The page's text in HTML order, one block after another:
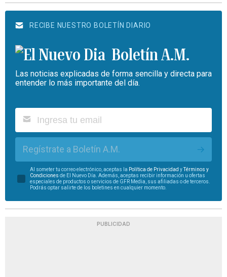
RECIBE NUESTRO BOLETÍN DIARIO
Boletín A.M.
Las noticias explicadas de forma sencilla y directa para
entender lo más importante del día.
Regístrate a Boletín A.M.
Al someter tu correo electrónico, aceptas la Política de Privacidad yTérminos y
Condiciones de El Nuevo Día. Además, aceptas recibir información u ofertas
especiales de productos o servicios de GFR Media, sus afiliadas o de terceros.
Podrás optar salirte de los boletines en cualquier momento.
PUBLICIDAD